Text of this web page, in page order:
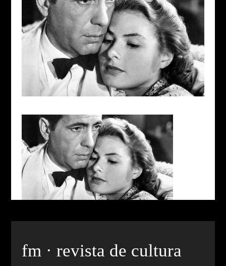
fm · revista de cultura